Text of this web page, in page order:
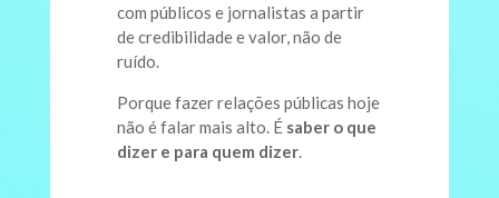
com públicos e jornalistas a partir
de credibilidade e valor, não de
ruído.
Porque fazer relações públicas hoje
não é falar mais alto. É saber o que
dizer e para quem dizer.